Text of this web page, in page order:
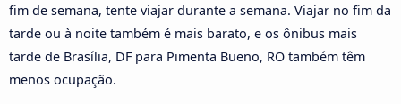
fim de semana, tente viajar durante a semana. Viajar no fim da
tarde ou à noite também é mais barato, e os ônibus mais
tarde de Brasília, DF para Pimenta Bueno, RO também têm
menos ocupação.